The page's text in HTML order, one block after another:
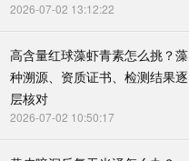
2026-07-02 13:12:22
高含量红球藻虾青素怎么挑？藻
种溯源、资质证书、检测结果逐
层核对
2026-07-02 10:50:17